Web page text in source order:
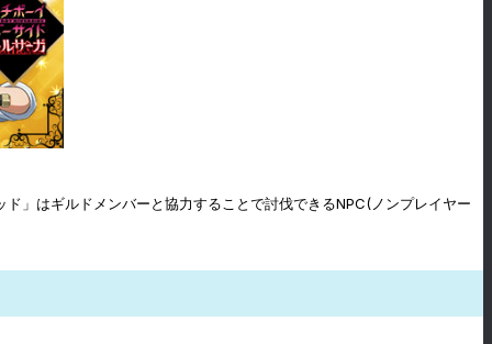
」はギルドメンバーと協力することで討伐できるNPC(ノンプレイヤー